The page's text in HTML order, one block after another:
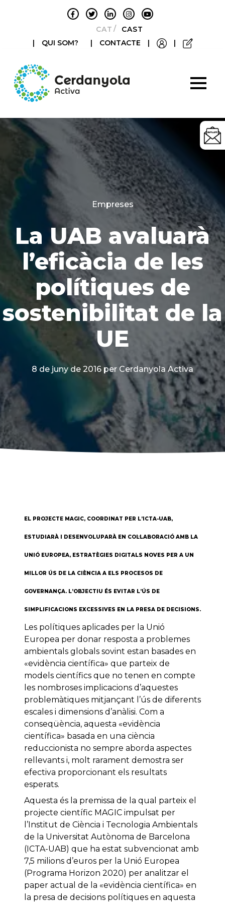
CATALÀCASTELLANO
|
QUI SOM? | CONTACTE | |
Categories
Empreses
La UAB avaluarà
l’eficàcia de les
polítiques de
sostenibilitat de la
UE
8 de juny de 2016 per Cerdanyola Activa
EL PROJECTE MAGIC, COORDINAT PER L’ICTA-UAB,
ESTUDIARÀ I DESENVOLUPARÀ EN COL·LABORACIÓ AMB LA
UNIÓ EUROPEA, ESTRATÈGIES DIGITALS NOVES PER A UN
MILLOR ÚS DE LA CIÈNCIA A ELS PROCESOS DE
GOVERNANÇA. L’OBJECTIU ÉS EVITAR L’ÚS DE
SIMPLIFICACIONS EXCESSIVES EN LA PRESA DE DECISIONS.
Les polítiques aplicades per la Unió
Europea per donar resposta a problemes
ambientals globals sovint estan basades en
«evidència científica» que parteix de
models científics que no tenen en compte
les nombroses implicacions d’aquestes
problemàtiques mitjançant l’ús de diferents
escales i dimensions d’anàlisi. Com a
conseqüència, aquesta «evidència
científica» basada en una ciència
reduccionista no sempre aborda aspectes
rellevants i, molt rarament demostra ser
efectiva proporcionant els resultats
esperats.
Aquesta és la premissa de la qual parteix el
projecte científic MAGIC impulsat per
l’Institut de Ciència i Tecnologia Ambientals
de la Universitat Autònoma de Barcelona
(ICTA-UAB) que ha estat subvencionat amb
7,5 milions d’euros per la Unió Europea
(Programa Horizon 2020) per analitzar el
paper actual de la «evidència científica» en
la presa de decisions polítiques en aquesta